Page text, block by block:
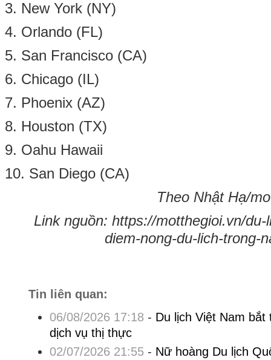
3. New York (NY)
4. Orlando (FL)
5. San Francisco (CA)
6. Chicago (IL)
7. Phoenix (AZ)
8. Houston (TX)
9. Oahu Hawaii
10. San Diego (CA)
Theo Nhật Hạ/
Link nguồn: https://motthegioi.vn/
diem-nong-du-lich-trong-
Tin liên quan:
06/08/2026 17:18 - Du lịch Việt Nam
dịch vụ thị thực
02/07/2026 21:55- Nữ hoàng Du lịch